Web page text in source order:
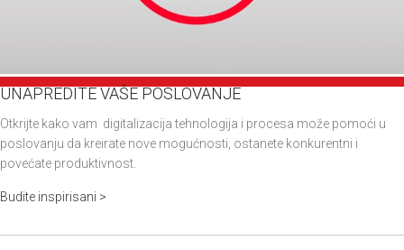
UNAPREDITE VAŠE POSLOVANJE
Otkrijte kako vam digitalizacija tehnologija i procesa može pomoći u
poslovanju da kreirate nove mogućnosti, ostanete konkurentni i
povećate produktivnost.
Budite inspirisani >